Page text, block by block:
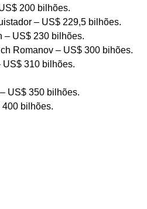
200 bilhões.
– US$ 229,5 bilhões.
– US$ 230 bilhões.
Romanov – US$ 300 bihões.
310 bilhões.
US$ 350 bilhões.
400 bilhões.